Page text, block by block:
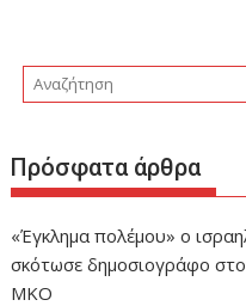
Πρόσφατα άρθρα
«Έγκλημα πολέμου» ο
σκότωσε δημοσιογράφο
ΜΚΟ